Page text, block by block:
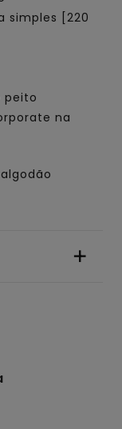
simples [220
peito
na